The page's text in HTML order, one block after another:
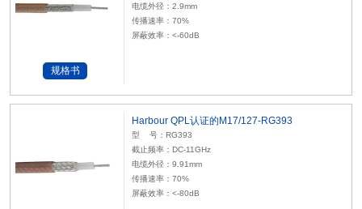
规格书
电缆外径：2.9mm
传播速率：70%
屏蔽效率：<-60dB
Harbour QPL认证的M17/127-RG393
型 号：RG393
截止频率：DC-11GHz
电缆外径：9.91mm
传播速率：70%
屏蔽效率：<-80dB